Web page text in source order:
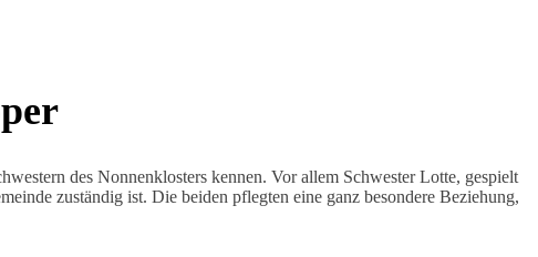
des Nonnenklosters kennen. Vor allem Schwester Lotte, gespielt
zuständig ist. Die beiden pflegten eine ganz besondere Beziehung,